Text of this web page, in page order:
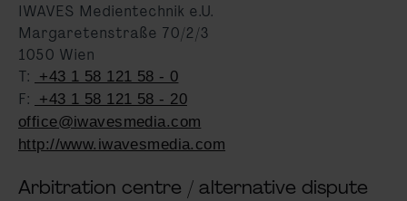
IWAVES Medientechnik e.U.
Margaretenstraße 70/2/3
1050 Wien
T:
+43 1 58 121 58 - 0
F:
+43 1 58 121 58 - 20
office@iwavesmedia.com
http://www.iwavesmedia.com
Arbitration centre / alternative dispute